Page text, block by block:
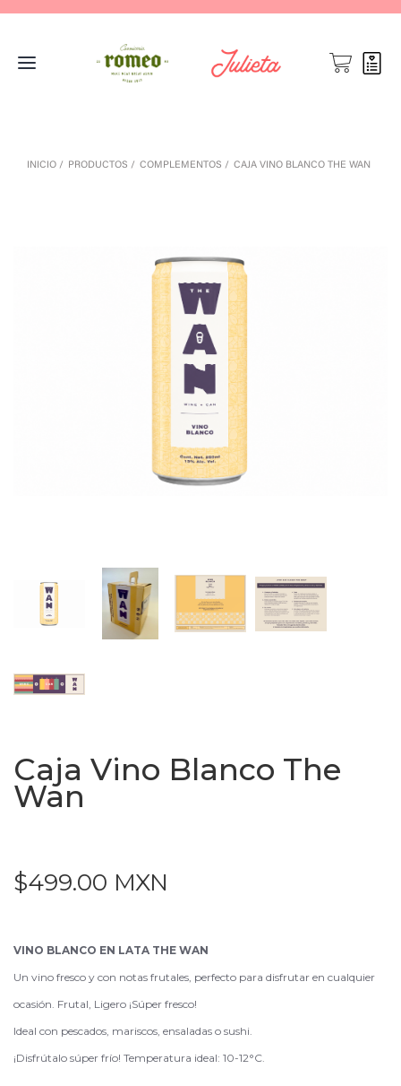
INICIO PRODUCTOS COMPLEMENTOS CAJA VINO BLANCO THE WAN
Caja Vino Blanco The
Wan
$499.00 MXN
VINO BLANCO EN LATA THE WAN
Un vino fresco y con notas frutales, perfecto para disfrutar en cualquier
ocasión. Frutal, Ligero ¡Súper fresco!
Ideal con pescados, mariscos, ensaladas o sushi.
¡Disfrútalo súper frío! Temperatura ideal: 10-12°C.